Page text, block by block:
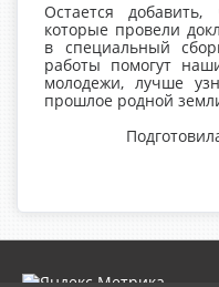
Остается
которые провели
в специальный
работы помогут
молодежи, лучше
прошлое родной